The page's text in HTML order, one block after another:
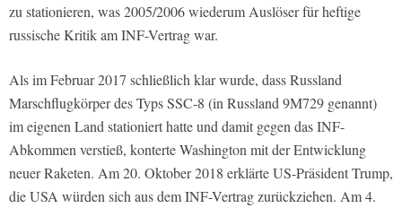
zu stationieren, was 2005/2006 wiederum Auslöser für heftige
russische Kritik am INF-Vertrag war.
Als im Februar 2017 schließlich klar wurde, dass Russland
Marschflugkörper des Typs SSC-8 (in Russland 9M729 genannt)
im eigenen Land stationiert hatte und damit gegen das INF-
Abkommen verstieß, konterte Washington mit der Entwicklung
neuer Raketen. Am 20. Oktober 2018 erklärte US-Präsident Trump,
die USA würden sich aus dem INF-Vertrag zurückziehen. Am 4.